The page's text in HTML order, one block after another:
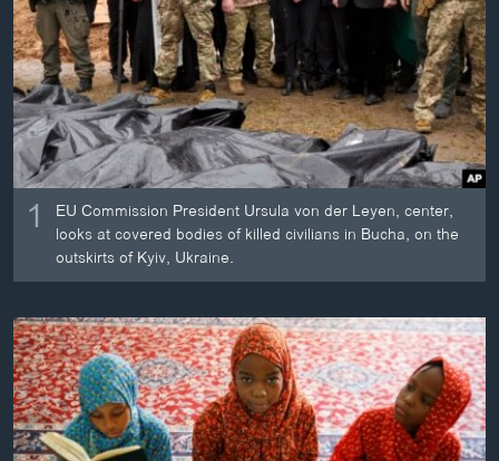
ວິທະຍາສາດ-ເທັກໂນໂລຈີ
ທຸລະກິດ
ພາສາອັງກິດ
ວີດີໂອ
ສຽງ
ລາຍການກະຈາຍສຽງ
ລາຍງານ
ຕິດຕາມພວກເຮົາ ທີ່
ພາສາຕ່າງໆ
1
EU Commission President Ursula von der Leyen, center,
looks at covered bodies of killed civilians in Bucha, on the
outskirts of Kyiv, Ukraine.